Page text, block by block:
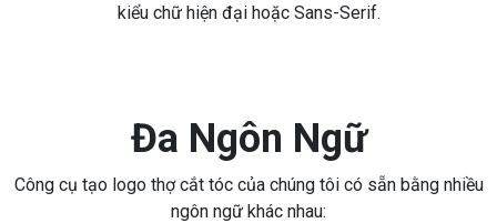
kiểu chữ hiện đại hoặc Sans-Serif.
Đa Ngôn Ngữ
Công cụ tạo logo thợ cắt tóc của chúng tôi có sẵn bằng nhiều
ngôn ngữ khác nhau: